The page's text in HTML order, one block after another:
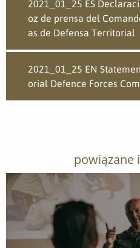
2021_01_25 ES
oz de prensa del
as de Defensa Territorial
2021_01_25 EN
orial Defence Forces
powiązane